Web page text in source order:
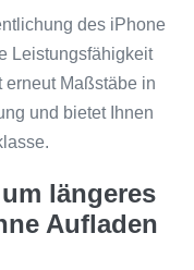
des iPhone
Leistungsfähigkeit
erneut Maßstäbe in
und bietet Ihnen
längeres
Aufladen